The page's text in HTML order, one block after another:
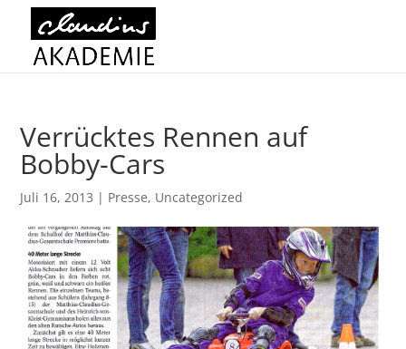
Verrücktes Rennen auf
Bobby-Cars
Juli 16, 2013 | Presse, Uncategorized